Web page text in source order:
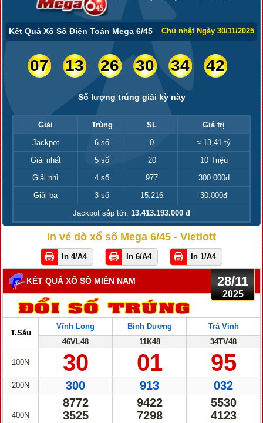
Kết Quả Xổ Số Điện Toán Mega 6/45 Chủ nhật Ngày 30/11/2025
07 13 26 30 34 42
Số lượng trúng giải kỳ này
Giải Trùng SL
Giá trị
Jackpot
6 số 0
≈ 13,41 tỷ
Giải nhất
5 số 20
10 Triệu
Giải nhì
4 số 977
300.000đ
Giải ba
3 số 15,216
30.000đ
Jackpot sắp tới: 13.413.193.000 đ
in vé dò xổ số Mega 6/45 - Vietlott
In 4/A4 In 6/A4 In 1/A4
KẾT QUẢ XỔ SỐ MIỀN NAM 28/11
2025
T.Sáu
100N
200N
400N
Vĩnh Long
46VL48
30
300
8772
3525
Bình Dương
11K48
01
913
9422
7298
Trà Vinh
34TV48
95
032
5530
4123